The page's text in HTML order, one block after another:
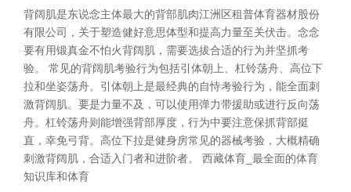
背阔肌是东说念主体最大的背部肌肉江洲区租普体育器材股份
有限公司，关于塑造健好意思体型和提高力量至关伏击。念念
要有用锻真金不怕火背阔肌，需要选拔合适的行为并坚抓考
验。 常见的背阔肌考验行为包括引体朝上、杠铃荡舟、高位下
拉和坐姿荡舟。引体朝上是最经典的自恃考验行为，能全面刺
激背阔肌。要是力量不及，可以使用弹力带援助或进行反向荡
舟。杠铃荡舟则能增强背部厚度，行为中要注意保抓背部挺
直，幸免弓背。高位下拉是健身房常见的器械考验，大概精确
刺激背阔肌，合适入门者和进阶者。 西藏体育_最全面的体育
知识库和体育